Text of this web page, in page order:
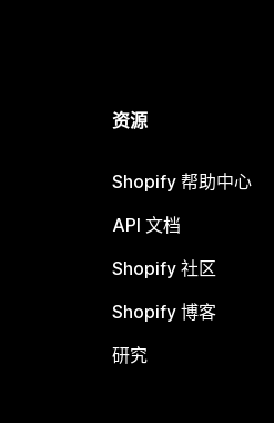
资源
Shopify 帮助中心
API 文档
Shopify 社区
Shopify 博客
研究